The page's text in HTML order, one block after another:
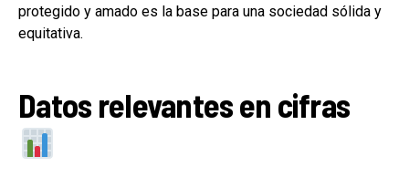
protegido y amado es la base para una sociedad sólida y
equitativa.
Datos relevantes en cifras